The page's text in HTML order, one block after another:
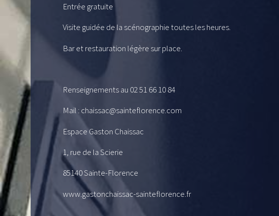
Entrée gratuite
Visite guidée de la scénographie toutes les heures.
Bar et restauration légère sur place.
Renseignements au 02 51 66 10 84
Mail : chaissac@sainteflorence.com
Espace Gaston Chaissac
1, rue de la Scierie
85140 Sainte-Florence
www.gastonchaissac-sainteflorence.fr